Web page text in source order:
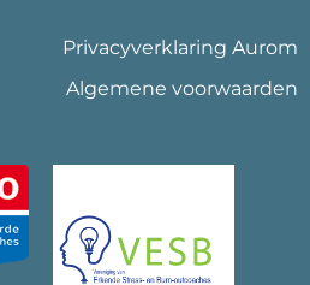
Privacyverklaring Aurom
Algemene voorwaarden